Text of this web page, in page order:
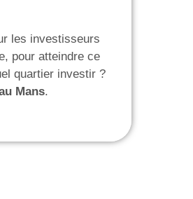
les investisseurs
pour atteindre ce
quartier investir ?
Mans.